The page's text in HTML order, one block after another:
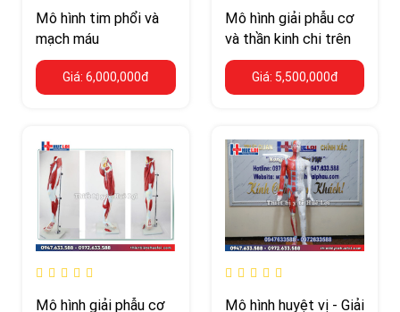
Mô hình tim phổi và
mạch máu
Giá: 6,000,000đ
Mô hình giải phẫu cơ
và thần kinh chi trên
Giá: 5,500,000đ
Mô hình giải phẫu cơ
Mô hình huyệt vị - Giải